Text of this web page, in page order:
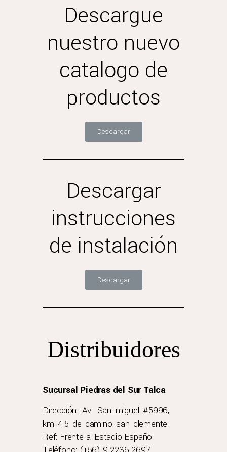
Descargue
nuestro nuevo
catalogo de
productos
Descargar
Descargar
instrucciones
de instalación
Descargar
Distribuidores
Sucursal Piedras del Sur Talca
Dirección: Av. San miguel #5996,
km 4.5 de camino san clemente.
Ref: Frente al Estadio Español